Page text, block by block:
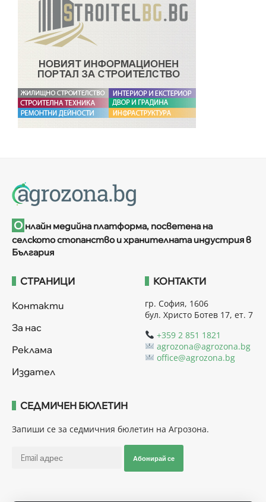
О нлайн медийна платформа, посветена на
селското стопанство и хранителната индустрия в
България
СТРАНИЦИ
Контакти
За нас
Реклама
Издател
КОНТАКТИ
гр. София, 1606
бул. Христо Ботев 17, ет. 7
+359 2 851 1821
agrozona@agrozona.bg
office@agrozona.bg
СЕДМИЧЕН БЮЛЕТИН
Запиши се за седмичния бюлетин на Агрозона.
Абонирай се